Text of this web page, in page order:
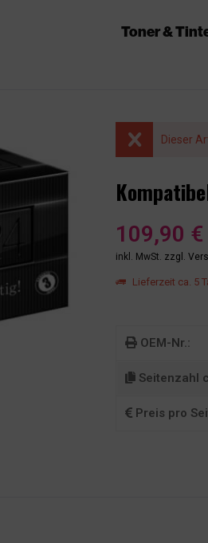
Toner &
Dieser
109,90
inkl. MwSt. zzgl.
Lieferzeit ca. 5
OEM-Nr.:
Seitenzahl
Preis pro